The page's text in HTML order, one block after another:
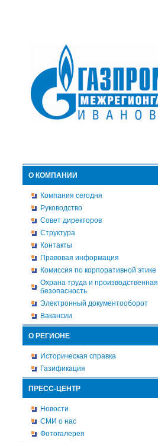
О КОМПАНИИ
Компания сегодня
Руководство
Совет директоров
Структура
Контакты
Правовая информация
Комиссия по корпоративной этике
Охрана труда и производственная
безопасность
Электронный документооборот
Вакансии
О РЕГИОНЕ
Историческая справка
Газификация
ПРЕСС-ЦЕНТР
Новости
СМИ о нас
Фотогалерея